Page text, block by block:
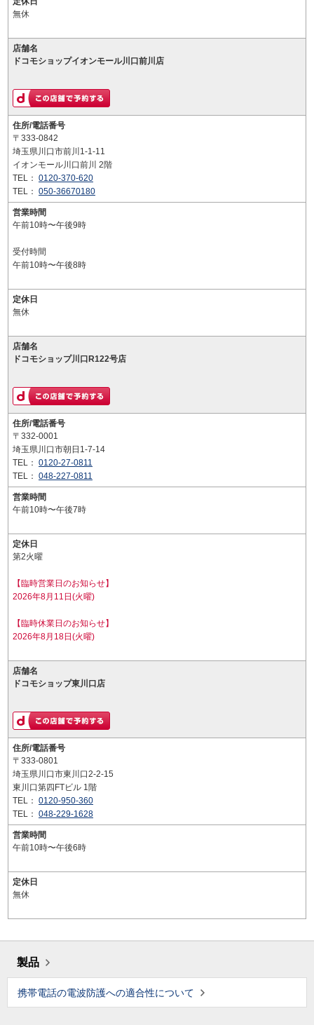
無休
店舗名
ドコモショップイオンモール川口前川店
住所/電話番号
〒333-0842
埼玉県川口市前川1-1-11
イオンモール川口前川 2階
TEL： 0120-370-620
TEL： 050-36670180
営業時間
午前10時〜午後9時
受付時間
午前10時〜午後8時
定休日
無休
店舗名
ドコモショップ川口R122号店
住所/電話番号
〒332-0001
埼玉県川口市朝日1-7-14
TEL： 0120-27-0811
TEL： 048-227-0811
営業時間
午前10時〜午後7時
定休日
第2火曜
【臨時営業日のお知らせ】
2026年8月11日(火曜)
【臨時休業日のお知らせ】
2026年8月18日(火曜)
店舗名
ドコモショップ東川口店
住所/電話番号
〒333-0801
埼玉県川口市東川口2-2-15
東川口第四FTビル 1階
TEL： 0120-950-360
TEL： 048-229-1628
営業時間
午前10時〜午後6時
定休日
無休
製品
携帯電話の電波防護への適合性について